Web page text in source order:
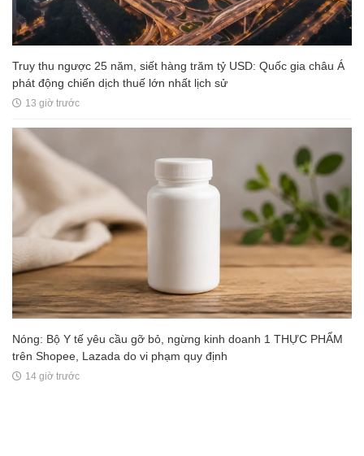
Truy thu ngược 25 năm, siết hàng trăm tỷ USD: Quốc gia châu Á
phát động chiến dịch thuế lớn nhất lịch sử
13 giờ trước
Nóng: Bộ Y tế yêu cầu gỡ bỏ, ngừng kinh doanh 1 THỰC PHẨM
trên Shopee, Lazada do vi phạm quy định
14 giờ trước